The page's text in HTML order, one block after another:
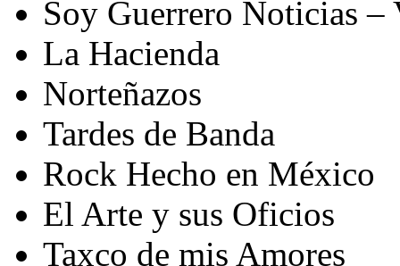
Soy Guerrero Noticias –
La Hacienda
Norteñazos
Tardes de Banda
Rock Hecho en México
El Arte y sus Oficios
Taxco de mis Amores